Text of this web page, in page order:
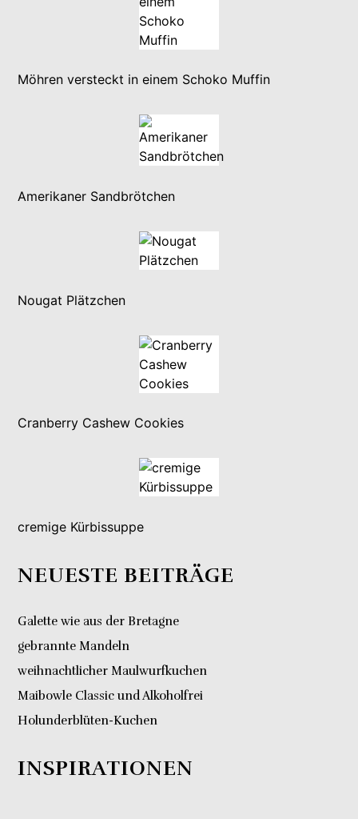
Möhren versteckt in einem Schoko Muffin
Amerikaner Sandbrötchen
Nougat Plätzchen
Cranberry Cashew Cookies
cremige Kürbissuppe
NEUESTE BEITRÄGE
Galette wie aus der Bretagne
gebrannte Mandeln
weihnachtlicher Maulwurfkuchen
Maibowle Classic und Alkoholfrei
Holunderblüten-Kuchen
INSPIRATIONEN